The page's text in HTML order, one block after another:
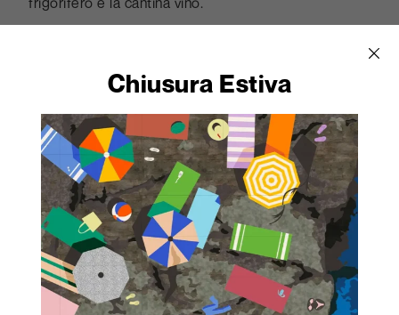
Chiusura Estiva